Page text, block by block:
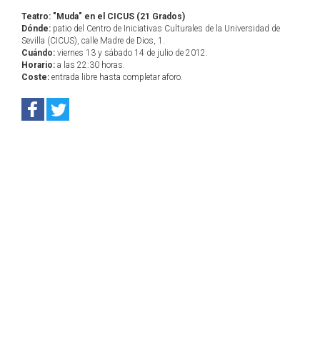
Teatro: "Muda" en el CICUS (21 Grados)
Dónde: patio del Centro de Iniciativas Culturales de la Universidad de
Sevilla (CICUS), calle Madre de Dios, 1.
Cuándo: viernes 13 y sábado 14 de julio de 2012.
Horario: a las 22:30 horas.
Coste: entrada libre hasta completar aforo.